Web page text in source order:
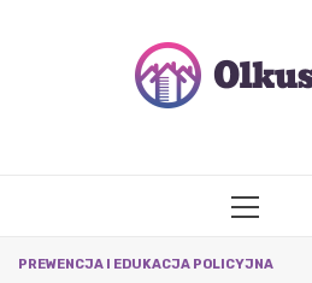
PRIMARY
PREWENCJA I EDUKACJA POLICYJNA